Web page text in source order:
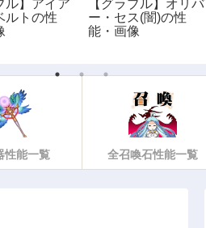
ル】アイア
ルトの性
【グラブル】オリバ
ー・セス(闇)の性
能・画像
性能一覧 全召喚石性能一覧